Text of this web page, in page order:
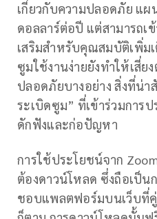
เกี่ยวกับความปลอดภัย แผ
ดอลลาร์ต่อปี แต่สามารถเ
เสริมสำหรับคุณสมบัติเพิ่ม
ซูมใช้งานง่ายยังทำให้เสี่
ปลอดภัยบางอย่าง สิ่งที่น่า
ระเบิดซูม” ที่เข้าร่วมการ
ดักฟังและก่อปัญหา
การใช้ประโยชน์จาก
ต้องดาวน์โหลด ซึ่งถือเป็
ชอบแพลตฟอร์มบนเว็บที่คู่